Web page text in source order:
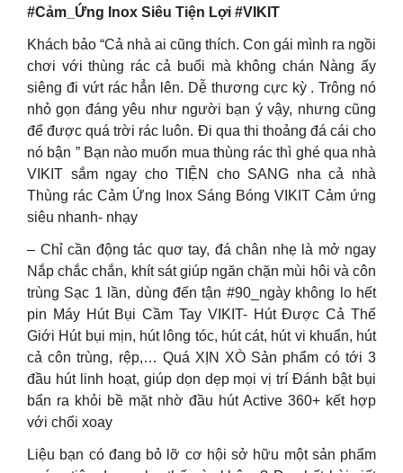
#Cảm_Ứng Inox Siêu Tiện Lợi #VIKIT
Khách bảo “Cả nhà ai cũng thích. Con gái mình ra ngồi
chơi với thùng rác cả buổi mà không chán Nàng ấy
siêng đi vứt rác hẳn lên. Dễ thương cực kỳ . Trông nó
nhỏ gọn đáng yêu như người bạn ý vậy, nhưng cũng
để được quá trời rác luôn. Đi qua thi thoảng đá cái cho
nó bận ” Bạn nào muốn mua thùng rác thì ghé qua nhà
VIKIT sắm ngay cho TIỆN cho SANG nha cả nhà
Thùng rác Cảm Ứng Inox Sáng Bóng VIKIT Cảm ứng
siêu nhanh- nhạy
– Chỉ cần động tác quơ tay, đá chân nhẹ là mở ngay
Nắp chắc chắn, khít sát giúp ngăn chặn mùi hôi và côn
trùng Sạc 1 lần, dùng đến tận #90_ngày không lo hết
pin Máy Hút Bụi Cầm Tay VIKIT- Hút Được Cả Thế
Giới Hút bụi mịn, hút lông tóc, hút cát, hút vi khuẩn, hút
cả côn trùng, rệp,… Quá XỊN XÒ Sản phẩm có tới 3
đầu hút linh hoạt, giúp dọn dẹp mọi vị trí Đánh bật bụi
bẩn ra khỏi bề mặt nhờ đầu hút Active 360+ kết hợp
với chổi xoay
Liệu bạn có đang bỏ lỡ cơ hội sở hữu một sản phẩm